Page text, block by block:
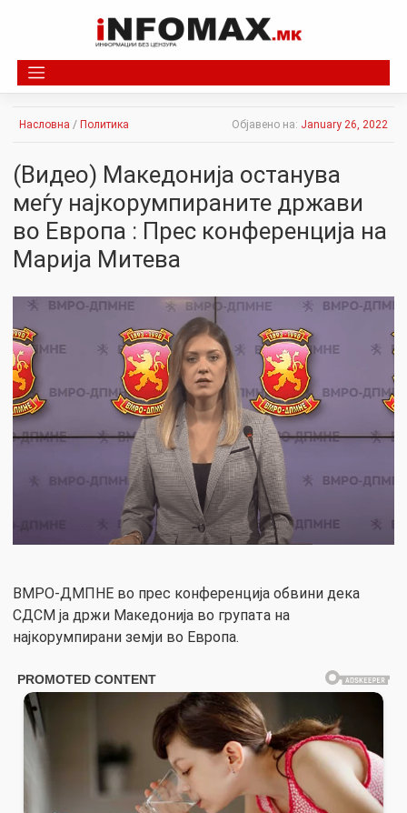
Насловна / Политика Објавено на: January 26, 2022
(Видео) Македонија останува
меѓу најкорумпираните држави
во Европа : Прес конференција на
Марија Митева
ВМРО-ДМПНЕ во прес конференција обвини дека
СДСМ ја држи Македонија во групата на
најкорумпирани земји во Европа.